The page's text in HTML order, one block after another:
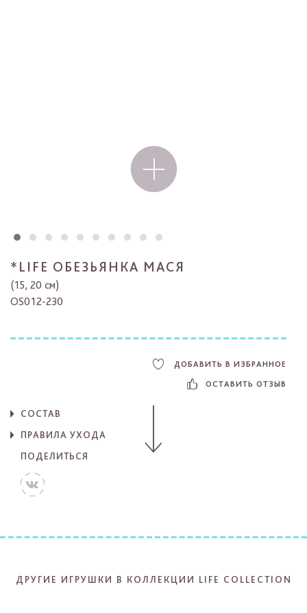
*LIFE ОБЕЗЬЯНКА МАСЯ
(15, 20 см)
OS012-230
ДОБАВИТЬ В ИЗБРАННОЕ
ОСТАВИТЬ ОТЗЫВ
СОСТАВ
ПРАВИЛА УХОДА
ПОДЕЛИТЬСЯ
ДРУГИЕ ИГРУШКИ В КОЛЛЕКЦИИ LIFE COLLECTION